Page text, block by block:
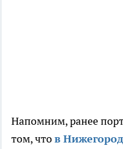
Напомним, ранее
том, чтов